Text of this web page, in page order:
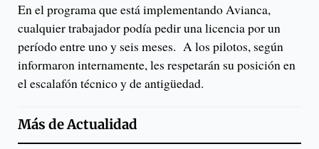
En el programa que está implementando Avianca,
cualquier trabajador podía pedir una licencia por un
período entre uno y seis meses. A los pilotos, según
informaron internamente, les respetarán su posición en
el escalafón técnico y de antigüedad.
Más deActualidad